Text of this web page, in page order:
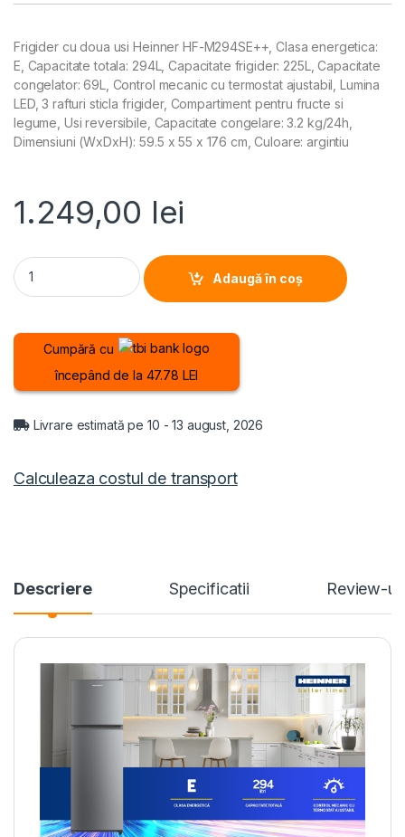
Frigider cu doua usi Heinner HF-M294SE++, Clasa energetica:
E, Capacitate totala: 294L, Capacitate frigider: 225L, Capacitate
congelator: 69L, Control mecanic cu termostat ajustabil, Lumina
LED, 3 rafturi sticla frigider, Compartiment pentru fructe si
legume, Usi reversibile, Capacitate congelare: 3.2 kg/24h,
Dimensiuni (WxDxH): 59.5 x 55 x 176 cm, Culoare: argintiu
1.249,00 lei
FRIGIDER CU DOUA USI HEINNER HF-M294SE++, Clasa E,
Adaugă în coș
Cumpără cu
începând de la 47.78 LEI
Livrare estimată pe 10 - 13 august, 2026
Calculeaza costul de transport
Descriere Specificatii Review-uri